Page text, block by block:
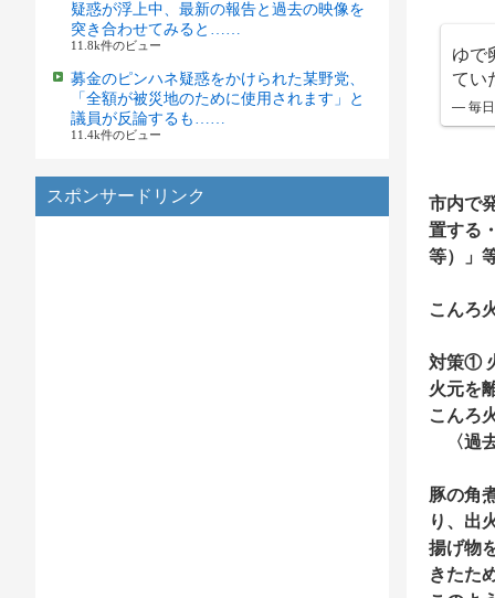
疑惑が浮上中、最新の報告と過去の映像を
突き合わせてみると……
11.8k件のビュー
募金のピンハネ疑惑をかけられた某野党、
「全額が被災地のために使用されます」と
議員が反論するも……
11.4k件のビュー
スポンサードリンク
ゆで
てい
— 毎日
市内で
置する
等）」
こんろ
対策①
火元を
こんろ
〈過去
豚の角
り、出
揚げ物
きたた